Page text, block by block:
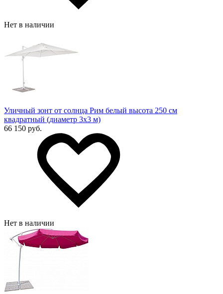
Нет в наличии
Уличный зонт от солнца Рим белый высота 250 см
квадратный (диаметр 3х3 м)
66 150 руб.
Нет в наличии